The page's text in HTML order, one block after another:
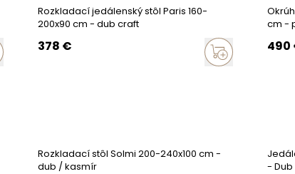
Rozkladací jedálenský stôl Paris 160-
200x90 cm - dub craft
378 €
cm -
490
Rozkladací stôl Solmi 200-240x100 cm -
dub / kasmír
-